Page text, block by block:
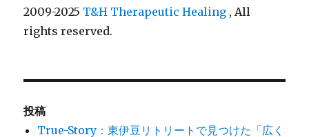
2009-2025 T&H Therapeutic Healing , All
rights reserved.
投稿
True-Story：東伊豆リトリートで見つけた「広く